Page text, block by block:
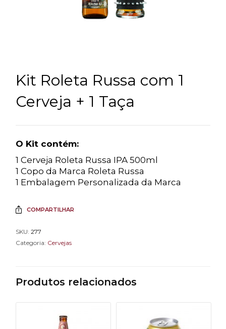
Kit Roleta Russa com 1
Cerveja + 1 Taça
O Kit contém:
1 Cerveja Roleta Russa IPA 500ml
1 Copo da Marca Roleta Russa
1 Embalagem Personalizada da Marca
COMPARTILHAR
SKU: 277
Categoria: Cervejas
Produtos relacionados